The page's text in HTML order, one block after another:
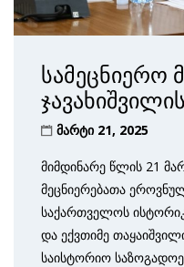
სამეცნიერო
მარტი 21, 2025
მიმდინარე წლის 21
მეცნიერებათა
საქართველოს
და ექვთიმე
საისტორიო